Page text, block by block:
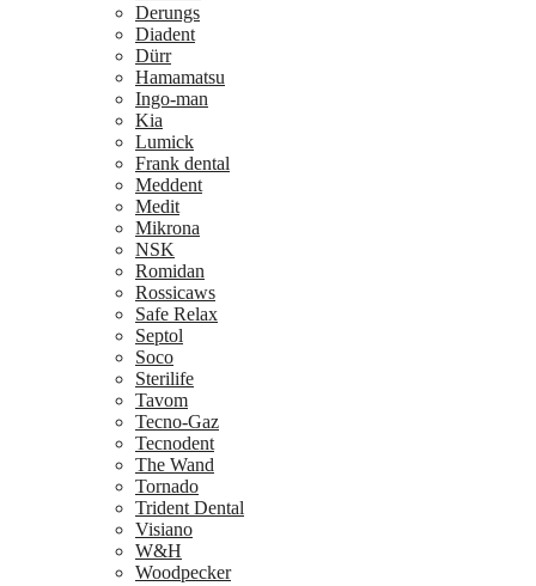
Derungs
Diadent
Dürr
Hamamatsu
Ingo-man
Kia
Lumick
Frank dental
Meddent
Medit
Mikrona
NSK
Romidan
Rossicaws
Safe Relax
Septol
Soco
Sterilife
Tavom
Tecno-Gaz
Tecnodent
The Wand
Tornado
Trident Dental
Visiano
W&H
Woodpecker